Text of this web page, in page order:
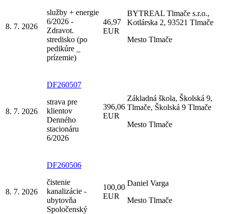
8. 7. 2026
služby + energie
6/2026 -
Zdravot.
stredisko (po
pedikúre _
prízemie)
46,97
EUR
BYTREAL Tlmače s.r.o.,
Kotlárska 2, 93521 Tlmače
Mesto Tlmače
8. 7. 2026
DF260507
strava pre
klientov
Denného
stacionáru
6/2026
396,06
EUR
Základná škola, Školská 9,
Tlmače, Školská 9 Tlmače
Mesto Tlmače
8. 7. 2026
DF260506
čistenie
kanalizácie -
ubytovňa
Spoločenský
100,00
EUR
Daniel Varga
Mesto Tlmače